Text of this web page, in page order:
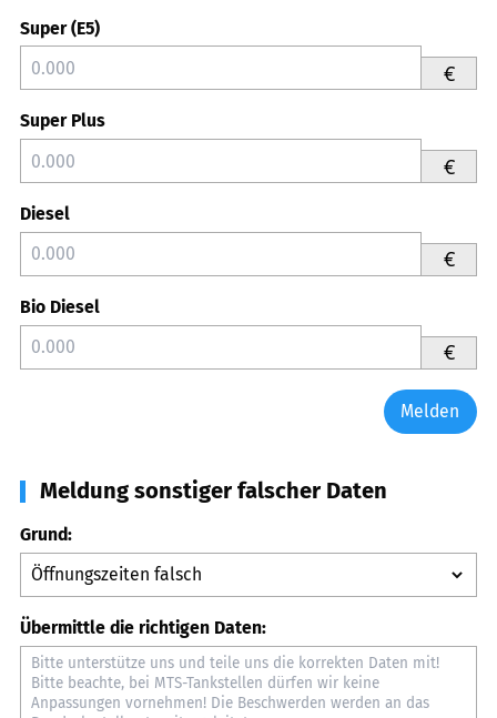
Super (E5)
€
Super Plus
€
Diesel
€
Bio Diesel
€
Melden
Meldung sonstiger falscher Daten
Grund:
Übermittle die richtigen Daten: